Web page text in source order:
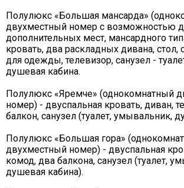
Полулюкс «Большая мансарда»
двухместный номер с возможностью
дополнительных мест, мансардного
кровать, два раскладных дивана, стол,
для одежды, телевизор, санузел -
душевая кабина.
Полулюкс «Яремче» (однокомнатный
номер) - двуспальная кровать, диван,
балкон, санузел (туалет, умывальник,
Полулюкс «Большая гора»
двухместный номер) - двуспальная
комод, два балкона, санузел (туалет,
душевая кабина).